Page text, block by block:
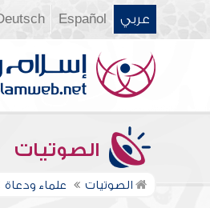
عربي Español
الصوتيات
الصوتيات علماء ودعاة